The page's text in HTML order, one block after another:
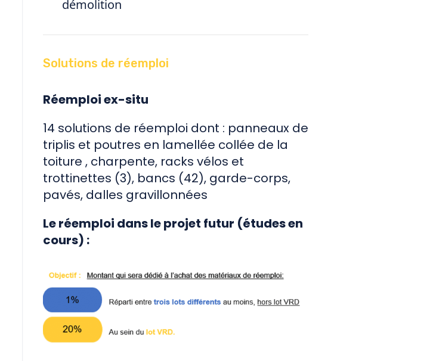
démolition
Solutions de réemploi
Réemploi ex-situ
14 solutions de réemploi dont : panneaux de
triplis et poutres en lamellée collée de la
toiture , charpente, racks vélos et
trottinettes (3), bancs (42), garde-corps,
pavés, dalles gravillonnées
Le réemploi dans le projet futur (études en
cours) :